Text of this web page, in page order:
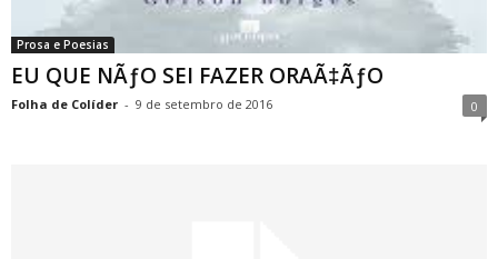
Prosa e Poesias
EU QUE NÃƒO SEI FAZER ORAÃ‡ÃƒO
Folha de Colíder - 9 de setembro de 2016 0